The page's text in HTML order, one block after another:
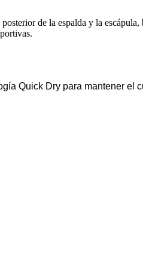
de la espalda y la
Quick Dry para mantener el